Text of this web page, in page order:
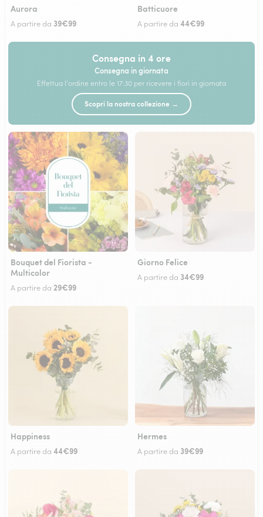
Aurora
A partire da 39€99
Batticuore
A partire da 44€99
Consegna in 4 ore
Consegna in giornata
Effettua l'ordine entro le 17:30 per ricevere i fiori in giornata
Scopri la nostra collezione →
Bouquet del Fiorista -
Multicolor
A partire da 29€99
Giorno Felice
A partire da 34€99
Happiness
A partire da 44€99
Hermes
A partire da 39€99